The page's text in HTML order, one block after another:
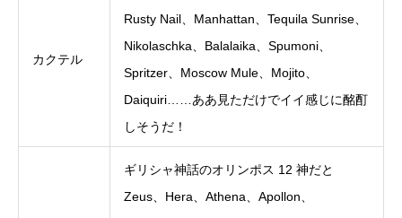
カクテル
Rusty Nail、Manhattan、Tequila Sunrise、
Nikolaschka、Balalaika、Spumoni、
Spritzer、Moscow Mule、Mojito、
Daiquiri……ああ見ただけでイイ感じに酩酊
しそうだ！
ギリシャ神話のオリンポス 12 神だと
Zeus、Hera、Athena、Apollon、